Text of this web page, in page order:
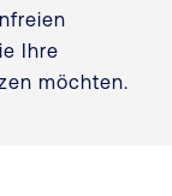
Ihre
möchten.